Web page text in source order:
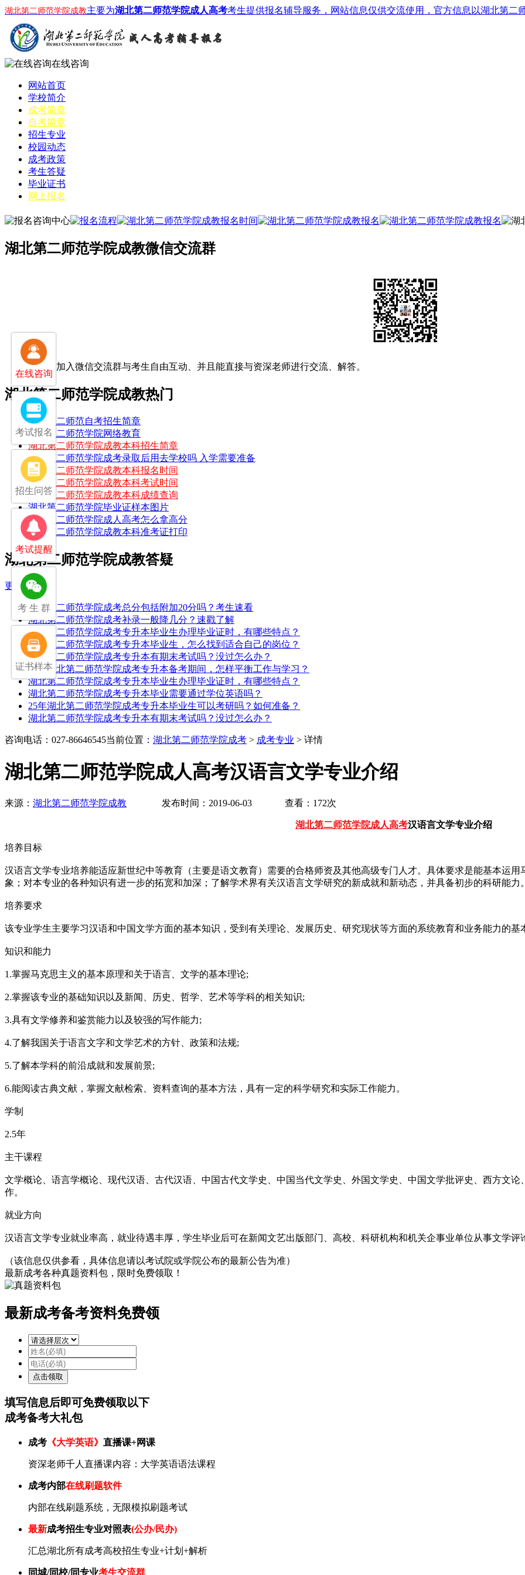
湖北第二师范学院成教主要为湖北第二师范学院成人高考考生提供报名辅导服务，网站信息仅供交流使用，官方信息以湖北第二
在线咨询
网站首页
学校简介
成考简章
自考简章
招生专业
校园动态
成考政策
考生答疑
毕业证书
网上报名
湖北第二师范学院成教微信交流群
扫一扫加入微信交流群与考生自由互动、并且能直接与资深老师进行交流、解答。
湖北第二师范学院成教热门
湖北第二师范自考招生简章
湖北第二师范学院网络教育
湖北第二师范学院成教本科招生简章
湖北第二师范学院成考录取后用去学校吗 入学需要准备
湖北第二师范学院成教本科报名时间
湖北第二师范学院成教本科考试时间
湖北第二师范学院成教本科成绩查询
湖北第二师范学院毕业证样本图片
湖北第二师范学院成人高考怎么拿高分
湖北第二师范学院成教本科准考证打印
湖北第二师范学院成教答疑
更多
湖北第二师范学院成考总分包括附加20分吗？考生速看
湖北第二师范学院成考补录一般降几分？速戳了解
湖北第二师范学院成考专升本毕业生办理毕业证时，有哪些特点？
湖北第二师范学院成考专升本毕业生，怎么找到适合自己的岗位？
湖北第二师范学院成考专升本有期末考试吗？没过怎么办？
25年湖北第二师范学院成考专升本备考期间，怎样平衡工作与学习？
湖北第二师范学院成考专升本毕业生办理毕业证时，有哪些特点？
湖北第二师范学院成考专升本毕业需要通过学位英语吗？
25年湖北第二师范学院成考专升本毕业生可以考研吗？如何准备？
湖北第二师范学院成考专升本有期末考试吗？没过怎么办？
咨询电话：027-86646545当前位置： 湖北第二师范学院成考 > 成考专业 > 详情
湖北第二师范学院成人高考汉语言文学专业介绍
来源： 湖北第二师范学院成教 发布时间：2019-06-03 查看：172次
湖北第二师范学院成人高考汉语言文学专业介绍
培养目标
汉语言文学专业培养能适应新世纪中等教育（主要是语文教育）需要的合格师资及其他高级专门人才。具体要求是能基本运
象；对本专业的各种知识有进一步的拓宽和加深；了解学术界有关汉语言文学研究的新成就和新动态，并具备初步的科研能力
培养要求
该专业学生主要学习汉语和中国文学方面的基本知识，受到有关理论、发展历史、研究现状等方面的系统教育和业务能力的基
知识和能力
1.掌握马克思主义的基本原理和关于语言、文学的基本理论;
2.掌握该专业的基础知识以及新闻、历史、哲学、艺术等学科的相关知识;
3.具有文学修养和鉴赏能力以及较强的写作能力;
4.了解我国关于语言文字和文学艺术的方针、政策和法规;
5.了解本学科的前沿成就和发展前景;
6.能阅读古典文献，掌握文献检索、资料查询的基本方法，具有一定的科学研究和实际工作能力。
学制
2.5年
主干课程
文学概论、语言学概论、现代汉语、古代汉语、中国古代文学史、中国当代文学史、外国文学史、中国文学批评史、西方文
作。
就业方向
汉语言文学专业就业率高，就业待遇丰厚，学生毕业后可在新闻文艺出版部门、高校、科研机构和机关企事业单位从事文学
（该信息仅供参看，具体信息请以考试院或学院公布的最新公告为准）
最新成考各种真题资料包，限时免费领取！
最新成考备考资料免费领
填写信息后即可免费领取以下
成考备考大礼包
成考 《大学英语》 直播课+网课
资深老师千人直播课内容：大学英语语法课程
成考内部在线刷题软件
内部在线刷题系统，无限模拟刷题考试
最新成考招生专业对照表(公办/民办)
汇总湖北所有成考高校招生专业+计划+解析
同城/同校/同专业考生交流群
在线咨询
考试报名
招生问答
考试提醒
考 生 群
证书样本